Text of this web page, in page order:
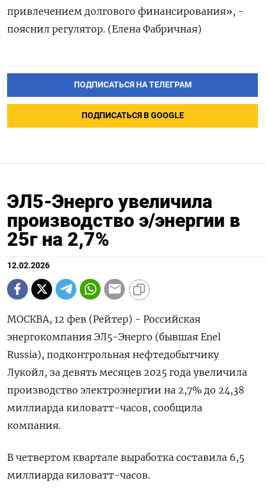
‌привлечением ‌долгового финансирования», -
пояснил ​регулятор. (Елена ‌Фабричная)
ПОДПИСАТЬСЯ НА ТЕЛЕГРАМ
ПОДПИСАТЬСЯ В GOOGLE
ЭЛ5-Энерго увеличила
производство э/энергии в
25г на 2,7%
12.02.2026
МОСКВА, 12 фев (Рейтер) - Российская
энергокомпания ЭЛ5-Энерго (бывшая ‌Enel
Russia), подконтрольная нефтедобытчику
Лукойл, за девять месяцев ​2025 ​года ​увеличила
производство электроэнергии ⁠на 2,‌7% до ‌24,38
миллиарда киловатт-часов, сообщила ​
компания.
В четвертом ‌квартале выработка составила ​6,5
миллиарда киловатт-‌часов.